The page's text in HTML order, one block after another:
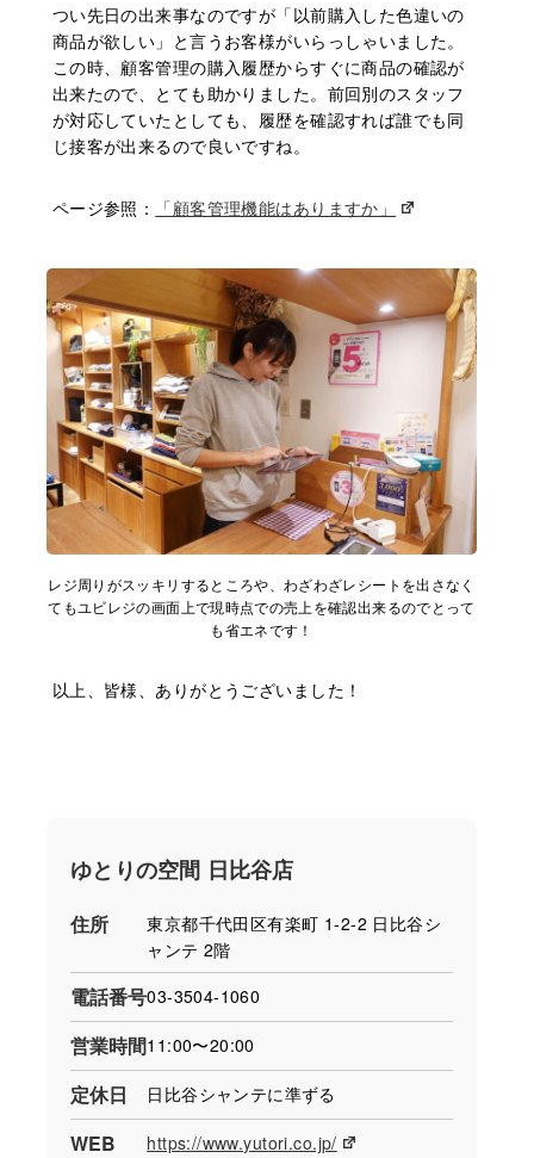
つい先⽇の出来事なのですが「以前購⼊した⾊違いの
商品が欲しい」と⾔うお客様がいらっしゃいました。
この時、顧客管理の購⼊履歴からすぐに商品の確認が
出来たので、とても助かりました。前回別のスタッフ
が対応していたとしても、履歴を確認すれば誰でも同
じ接客が出来るので良いですね。
ページ参照： 「顧客管理機能はありますか」
レジ周りがスッキリするところや、わざわざレシートを出さなく
てもユビレジの画⾯上で現時点での売上を確認出来るのでとって
も省エネです！
以上、皆様、ありがとうございました！
ゆとりの空間 ⽇⽐⾕店
住所
東京都千代⽥区有楽町 1-2-2 ⽇⽐⾕シ
ャンテ 2階
電話番号03-3504-1060
営業時間11:00〜20:00
定休日 ⽇⽐⾕シャンテに準ずる
WEB https://www.yutori.co.jp/